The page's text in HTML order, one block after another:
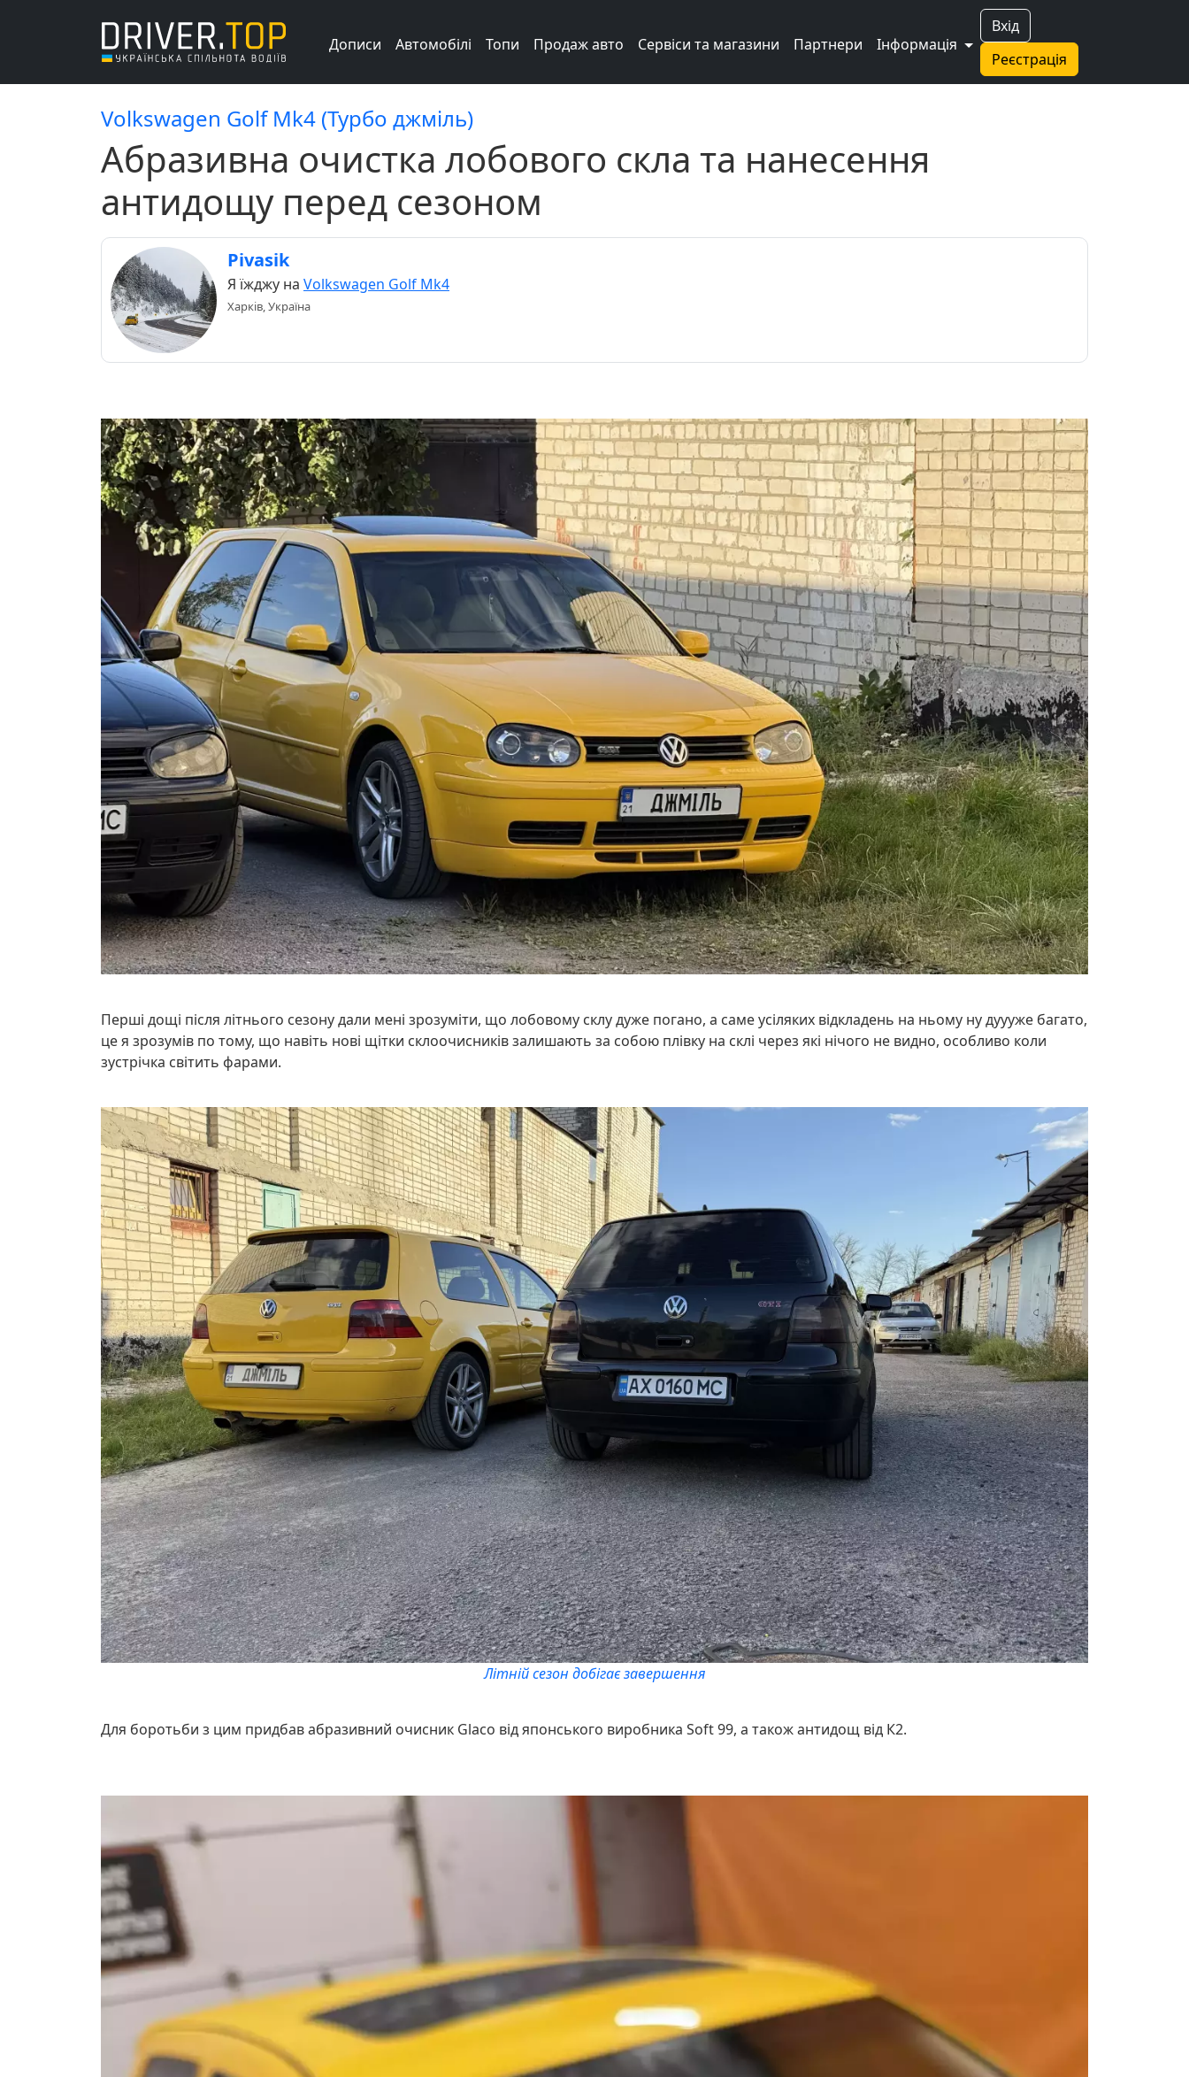
Вхід
Реєстрація
Дописи Автомобілі Топи Продаж авто Сервіси та магазини Партнери Інформація
Volkswagen Golf Mk4 (Турбо джміль)
Абразивна очистка лобового скла та нанесення
антидощу перед сезоном
Pivasik
Я їжджу на Volkswagen Golf Mk4
Харків, Україна
Перші дощі після літнього сезону дали мені зрозуміти, що лобовому склу дуже погано, а саме усіляких відкладень на ньому ну дуууже багато,
це я зрозумів по тому, що навіть нові щітки склоочисників залишають за собою плівку на склі через які нічого не видно, особливо коли
зустрічка світить фарами.
Літній сезон добігає завершення
Для боротьби з цим придбав абразивний очисник Glaco від японського виробника Soft 99, а також антидощ від К2.